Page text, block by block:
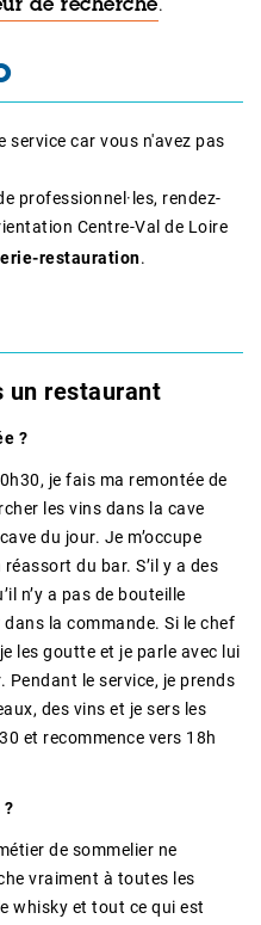
de recherche.
service car vous n'avez pas
professionnel·les, rendez-
Centre-Val de Loire
restauration.
un restaurant
?
je fais ma remontée de
les vins dans la cave
du jour. Je m’occupe
du bar. S’il y a des
n’y a pas de bouteille
dans la commande. Si le chef
les goutte et je parle avec lui
Pendant le service, je prends
des vins et je sers les
et recommence vers 18h
?
de sommelier ne
vraiment à toutes les
whisky et tout ce qui est